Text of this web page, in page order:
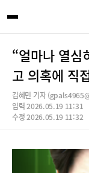
“얼마나 열심
고 의혹에 직
김혜민 기자
입력 2026.05.19 11:31
수정 2026.05.19 11:32